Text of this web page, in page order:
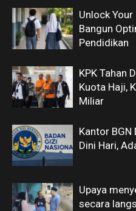
Unlock
Bangun
Pendidikan
KPK Tahan
Kuota Haji,
Miliar
Kantor
Dini Hari,
Upaya
secara